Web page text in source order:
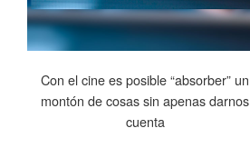
Con el cine es posible “absorber” un
montón de cosas sin apenas darnos
cuenta